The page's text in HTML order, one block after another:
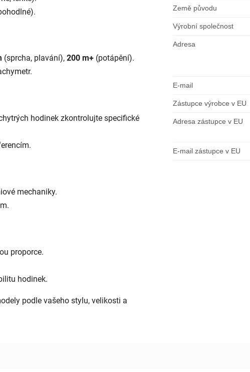
(sprcha, plavání), 200 m+ (potápění).
hodinek zkontrolujte specifické
mechaniky.
proporce.
hodinek.
podle vašeho stylu, velikosti a
Země původu
Výrobní společnost
Adresa
E-mail
Zástupce výrobce v EU
Adresa zástupce v EU
E-mail zástupce v EU